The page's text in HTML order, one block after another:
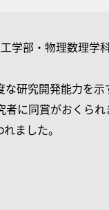
学部・物理数理学
研究開発能力を
に同賞がおくられ
ました。